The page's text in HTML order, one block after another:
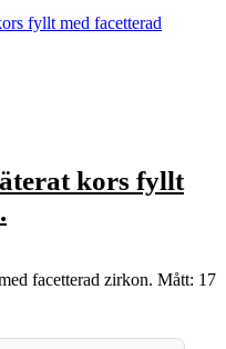
kors fyllt
facetterad zirkon. Mått: 17